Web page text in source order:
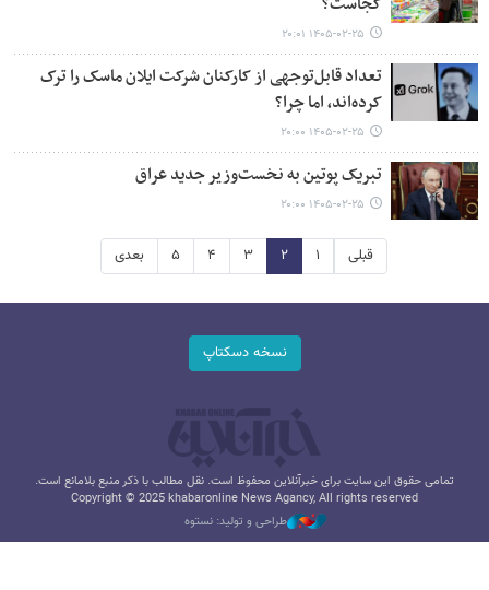
۱۴۰۵-۰۲-۲۵ ۲۰:۰۱
تعداد قابل‌توجهی از کارکنان شرکت ایلان ماسک را ترک
کرده‌اند، اما چرا؟
۱۴۰۵-۰۲-۲۵ ۲۰:۰۰
تبریک پوتین به نخست‌وزیر جدید عراق
۱۴۰۵-۰۲-۲۵ ۲۰:۰۰
قبلی ۱ ۲ ۳ ۴ ۵ بعدی
نسخه دسکتاپ
تمامی حقوق این سایت برای خبرآنلاین محفوظ است. نقل مطالب با ذکر منبع بلامانع است.
Copyright © 2025 khabaronline News Agancy, All rights reserved
طراحی و تولید: نستوه